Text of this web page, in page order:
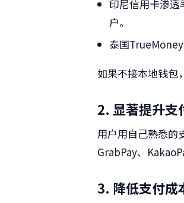
印尼信用卡渗透
户。
泰国TrueMoney
如果不接本地钱包
2. 显著提升支
用户用自己熟悉的
GrabPay、
3. 降低支付成